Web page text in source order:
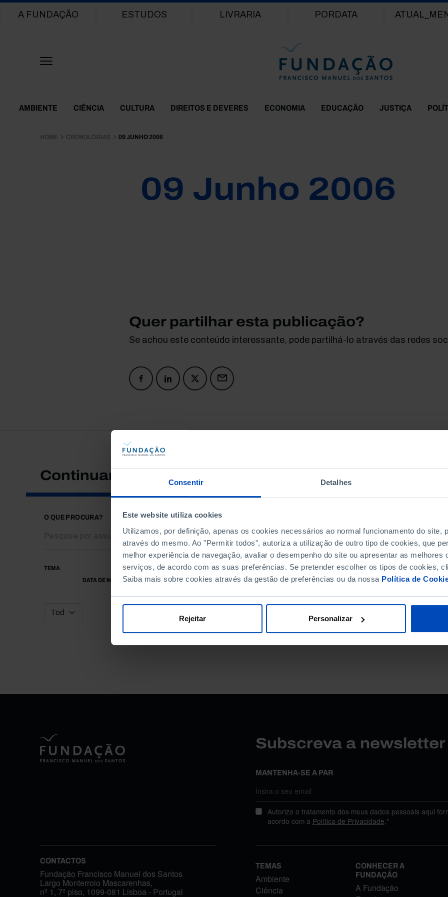
Consentir Detalhes
Este website utiliza cookies
Utilizamos, por definição, apenas os cookies necessários ao normal funcionamento do site,
através do mesmo. Ao "Permitir todos", autoriza a utilização de outro tipo de cookies, que
melhor experiência de navegação, avaliar o desempenho do site ou apresentar as melhores
serviços, de acordo com as suas preferências. Se pretender escolher os tipos de cookies,
Saiba mais sobre cookies através da gestão de preferências ou da nossa Política de
Rejeitar Personalizar
Main navigation
A FUNDAÇÃO ESTUDOS LIVRARIA PORDATA
Themes Menu
AMBIENTE CIÊNCIA CULTURA DIREITOS E DEVERES ECONOMIA EDUCAÇÃO JUSTIÇA
HOME CRONOLOGIAS 09 JUNHO 2006
09 Junho 2006
Quer partilhar esta publicação?
Se achou este conteúdo interessante, pode partilhá-lo através das redes
Continuar a pesquisar
O QUE PROCURA?
TEMA
DATA DE INÍCIO
DATA DE FIM
Subscreva a
MANTENHA-SE A PAR
Autorizo o tratamento dos meus dados pessoais aqui
acordo com a Política de Privacidade.*
CONTACTOS
Fundação Francisco Manuel dos Santos
Largo Monterroio Mascarenhas,
nº 1, 7º piso, 1099-081 Lisboa - Portugal
TEMAS
Ambiente
Ciência
CONHECER A
FUNDAÇÃO
A Fundação